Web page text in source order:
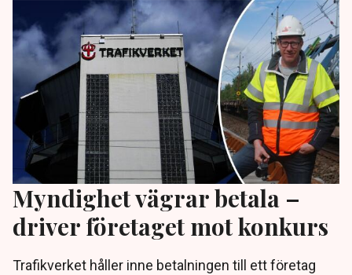
Myndighet vägrar betala –
driver företaget mot konkurs
Trafikverket håller inne betalningen till ett företag